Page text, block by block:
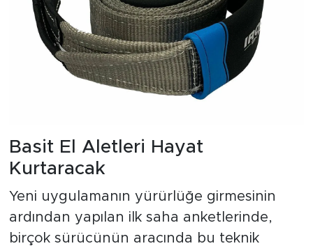
Basit El Aletleri Hayat
Kurtaracak
Yeni uygulamanın yürürlüğe girmesinin
ardından yapılan ilk saha anketlerinde,
birçok sürücünün aracında bu teknik